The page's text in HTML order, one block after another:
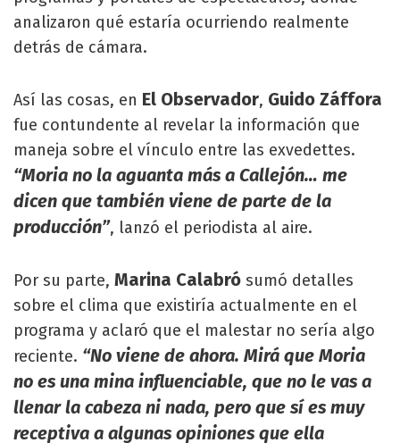
analizaron qué estaría ocurriendo realmente
detrás de cámara.
Así las cosas, en El Observador, Guido Záffora
fue contundente al revelar la información que
maneja sobre el vínculo entre las exvedettes.
“Moria no la aguanta más a Callejón… me
dicen que también viene de parte de la
producción”, lanzó el periodista al aire.
Por su parte, Marina Calabró sumó detalles
sobre el clima que existiría actualmente en el
programa y aclaró que el malestar no sería algo
reciente. “No viene de ahora. Mirá que Moria
no es una mina influenciable, que no le vas a
llenar la cabeza ni nada, pero que sí es muy
receptiva a algunas opiniones que ella